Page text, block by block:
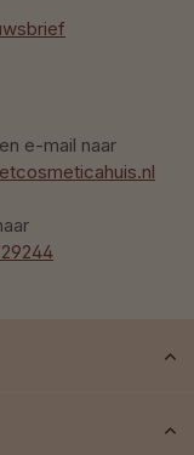
e-mail naar